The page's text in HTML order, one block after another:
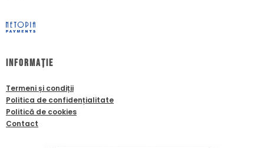
Informație
Termeni și condiții
Politica de confidențialitate
Politică de cookies
Contact